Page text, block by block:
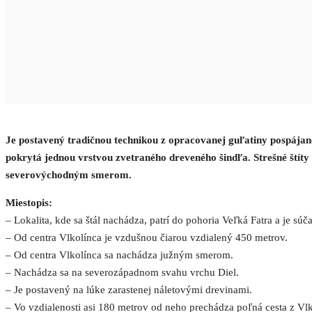
Je postavený tradičnou technikou z opracovanej guľatiny
pokrytá jednou vrstvou zvetraného dreveného šindľa. Strešné
severovýchodným smerom.
Miestopis:
– Lokalita, kde sa štál nachádza, patrí do pohoria Veľká Fatra a je
– Od centra Vlkolínca je vzdušnou čiarou vzdialený 450 metrov.
– Od centra Vlkolínca sa nachádza južným smerom.
– Nachádza sa na severozápadnom svahu vrchu Diel.
– Je postavený na lúke zarastenej náletovými drevinami.
– Vo vzdialenosti asi 180 metrov od neho prechádza poľná cesta z